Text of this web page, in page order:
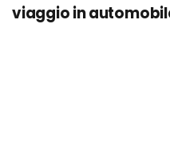
viaggio in